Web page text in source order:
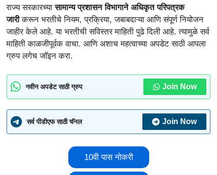
राज्य सरकारच्यासामान्य प्रशासन विभागाने अधिकृत परिपत्रक
जारीकरून भरतीचे नियम, प्रक्रिया, जबाबदाऱ्या आणि संपूर्ण नियोजन
जाहीर केले आहे. या भरतीची सविस्तर माहिती पुढे दिली आहे. त्यामुळे सर्व
माहिती काळजीपूर्वक वाचा. आणि अशाच महत्वाच्या अपडेट साठी आपला
ग्रुप लगेच जॉइन करा.
नवीन अपडेट साठी ग्रुप Join Now
सर्व पीडीएफ साठी चॅनल Join Now
10वी पास नोकरी